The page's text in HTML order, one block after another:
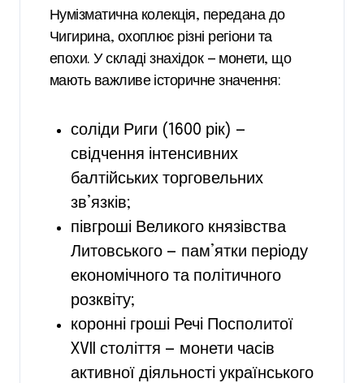
Нумізматична колекція, передана до
Чигирина, охоплює різні регіони та
епохи. У складі знахідок — монети, що
мають важливе історичне значення:
соліди Риги (1600 рік) —
свідчення інтенсивних
балтійських торговельних
зв’язків;
півгроші Великого князівства
Литовського — пам’ятки періоду
економічного та політичного
розквіту;
коронні гроші Речі Посполитої
XVII століття — монети часів
активної діяльності українського